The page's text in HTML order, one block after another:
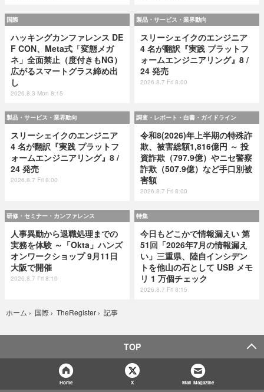
国際
ハッキングカンファレンス DE
F CON、Meta式「変態メガ
ネ」全面禁止（度付きもNG）
広がるスマートグラス締め出
し
2026.8.3 Mon 8:15
製品・サービス・業界動向
スリーシェイクのエンジニア
4 名が翻訳『実践 プラットフ
ォームエンジニアリング』8 /
24 発売
2026.8.7 Fri 8:00
製品・サービス・業界動向
スリーシェイクのエンジニア
4 名が翻訳『実践 プラットフ
ォームエンジニアリング』8 /
24 発売
2026.8.7 Fri 8:00
調査・レポート・白書・ガイドライン
令和8(2026)年上半期の特殊詐
欺、被害総額1,816億円 ～ 投
資詐欺（797.9億）やニセ警察
詐欺（507.9億）など手口別被
害額
2026.8.7 Fri 8:00
研修・セミナー・カンファレンス
人事異動から退職処理までの
実務を体験 ～「Okta」ハンズ
オンワークショップ 9月11日
大阪で開催
2026.8.7 Fri 8:10
特集
今日もどこかで情報漏えい 第
51回「2026年7月の情報漏え
い」三重県、陸自インシデン
トを他山の石として USB メモ
リ 1 万個チェック
2026.8.7 Fri 8:15
ホーム › 国際 › TheRegister › 記事
TOP
Home X Mail Magazine